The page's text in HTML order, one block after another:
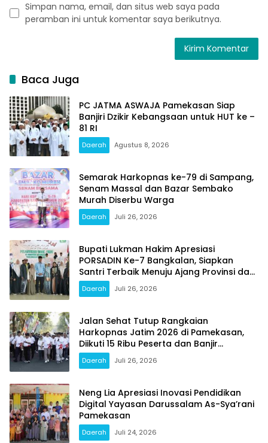
Simpan nama, email, dan situs web saya pada
peramban ini untuk komentar saya berikutnya.
Baca Juga
PC JATMA ASWAJA Pamekasan Siap
Banjiri Dzikir Kebangsaan untuk HUT ke –
81 RI
Daerah Agustus 8, 2026
Semarak Harkopnas ke-79 di Sampang,
Senam Massal dan Bazar Sembako
Murah Diserbu Warga
Daerah Juli 26, 2026
Bupati Lukman Hakim Apresiasi
PORSADIN Ke-7 Bangkalan, Siapkan
Santri Terbaik Menuju Ajang Provinsi dan
Nasional
Daerah Juli 26, 2026
Jalan Sehat Tutup Rangkaian
Harkopnas Jatim 2026 di Pamekasan,
Diikuti 15 Ribu Peserta dan Banjir
Doorprize
Daerah Juli 26, 2026
Neng Lia Apresiasi Inovasi Pendidikan
Digital Yayasan Darussalam As-Sya’rani
Pamekasan
Daerah Juli 24, 2026